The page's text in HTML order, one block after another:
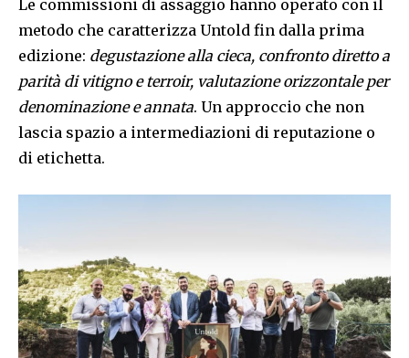
Le commissioni di assaggio hanno operato con il
metodo che caratterizza Untold fin dalla prima
edizione: degustazione alla cieca, confronto diretto a
parità di vitigno e terroir, valutazione orizzontale per
denominazione e annata. Un approccio che non
lascia spazio a intermediazioni di reputazione o
di etichetta.